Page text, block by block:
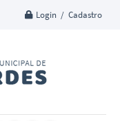
Login / Cadastro